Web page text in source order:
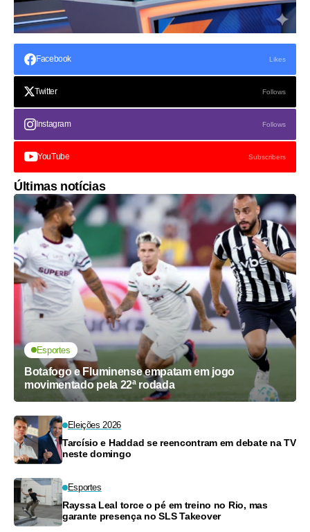
Facebook Likes
Twitter Follows
Instagram Follows
YouTube Subscribers
Últimas notícias
Esportes
Botafogo e Fluminense empatam em jogo
movimentado pela 22ª rodada
Eleições 2026
Tarcísio e Haddad se reencontram em debate na TV
neste domingo
Esportes
Rayssa Leal torce o pé em treino no Rio, mas
garante presença no SLS Takeover